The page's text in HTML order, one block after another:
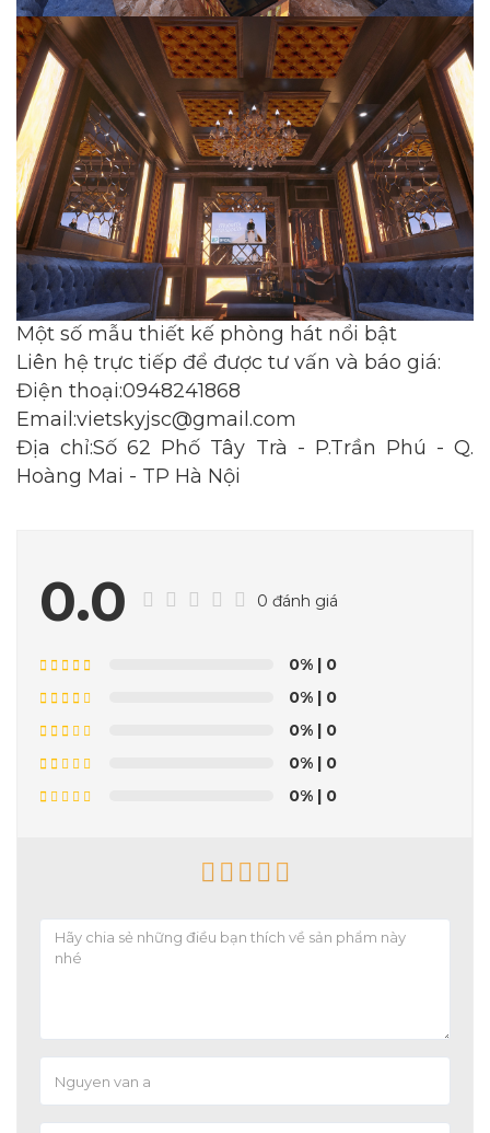
Một số mẫu thiết kế phòng hát nổi bật
Liên hệ trực tiếp để được tư vấn và báo giá:
Điện thoại:0948241868
Email:vietskyjsc@gmail.com
Địa chỉ:Số 62 Phố Tây Trà - P.Trần Phú - Q.
Hoàng Mai - TP Hà Nội
0.0 0 đánh giá
0% | 0
0% | 0
0% | 0
0% | 0
0% | 0